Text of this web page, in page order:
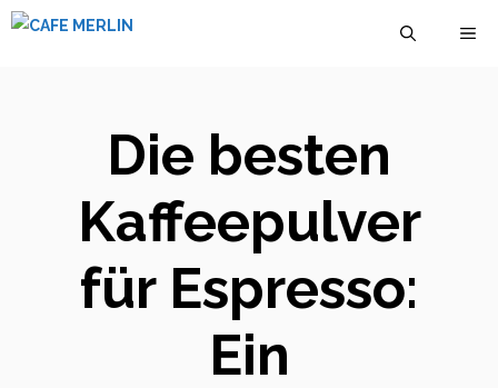
Zum
Die besten
Kaffeepulver
für Espresso:
Ein